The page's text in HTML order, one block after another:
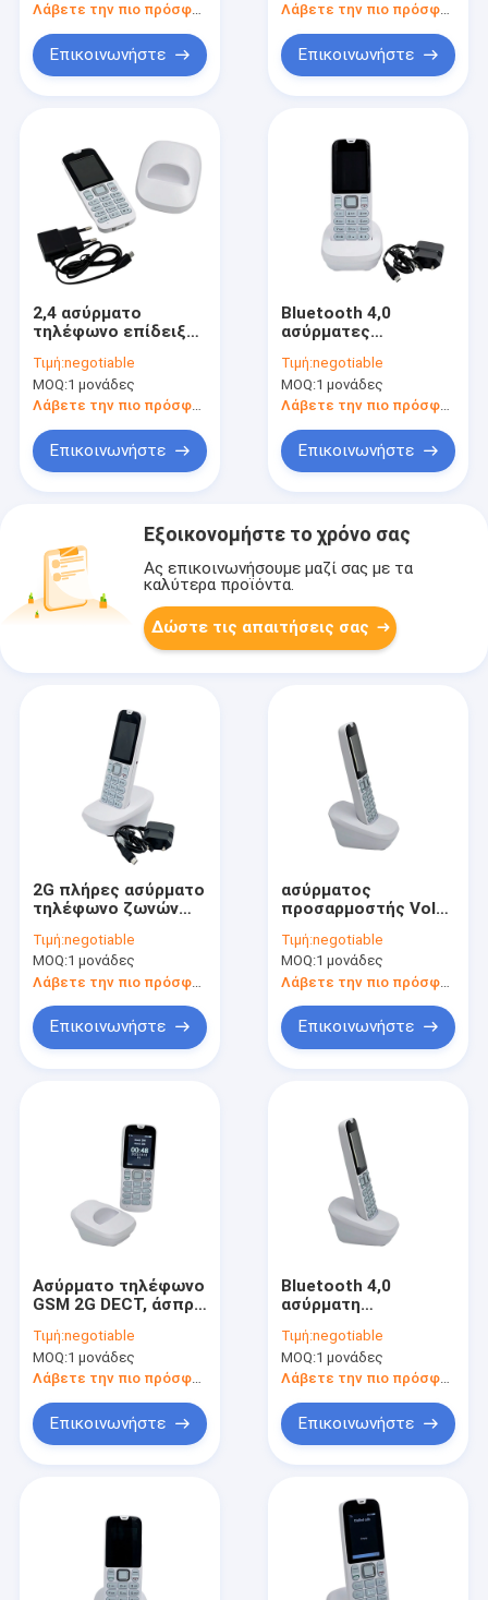
Προϊόντα
Περίπου εμείς
Λάβετε την πιο πρόσφατη τιμή
Επικοινωνήστε Επικοινωνήστε
2,4 ασύρματο
τηλέφωνο επίδειξης
ασύρματο τηλέφωνο
LTE DECT
Τιμή:negotiable
MOQ:1 μονάδες
Λάβετε την πιο πρόσφατη τιμή
Επικοινωνήστε
Bluetooth 4,0
ασύρματες
ζώνες DECT
επίδειξη 2,4 ίντσας
Τιμή:negotiable
MOQ:1 μονάδες
Λάβετε την πιο πρόσφατη τιμή
Επικοινωνήστε
Εξοικονομήστε το χρόνο σας
Ας επικοινωνήσουμε μαζί σας με τα
καλύτερα προϊόντα.
Δώστε τις απαιτήσεις σας
2G πλήρες ασύρματο
τηλέφωνο ζωνών
τηλέφωνο DECT
επίδειξη χρώματος
2,4 ίντσας
Τιμή:negotiable
MOQ:1 μονάδες
Λάβετε την πιο πρόσφατη τιμή
Επικοινωνήστε
ασύρματος
προσαρμοστής Volte
τηλεφωνικού 5V
συνεχούς ρεύματος
4G LTE DECT
Τιμή:negotiable
MOQ:1 μονάδες
Επικοινωνήστε
Ασύρματο τηλέφωνο
GSM 2G DECT, άσπρο
DECT εφεδρική
μπαταρία
Τιμή:negotiable
MOQ:1 μονάδες
Λάβετε την πιο πρόσφατη τιμή
Επικοινωνήστε
Bluetooth 4,0
ασύρματη
φωνή 4G LTE DECT
με την κάρτα 2 SIM
Τιμή:negotiable
MOQ:1 μονάδες
Λάβετε την πιο πρόσφατη τιμή
Επικοινωνήστε